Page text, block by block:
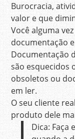
Burocracia,
valor e que
Você alguma
documentação
Documentação
são esquecidos
obsoletos ou
em ler.
O seu cliente
produto dele
Dica: Faça